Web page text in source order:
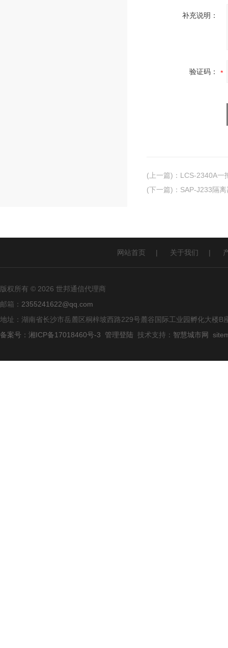
补充说明：
验证码：
(上一篇) ： LCS-2340A一
(下一篇) ： SAP-J233隔离
网站首页 | 关于我们 |
版权所有 © 2026 世邦通信代理商
邮箱： 2355241622@qq.com
地址：湖南省长沙市岳麓区桐梓坡西路229号麓谷国际工业园孵化大楼B
备案号：湘ICP备17018460号-3
管理登陆 技术支持： 智慧城市网